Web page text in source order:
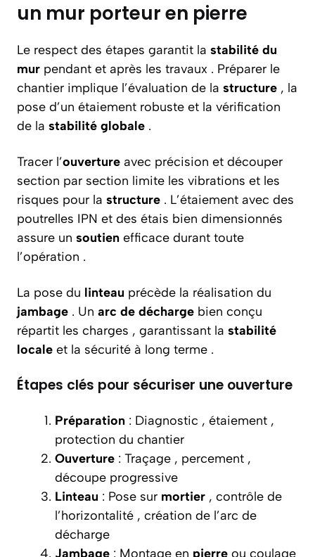
un mur porteur en pierre
Le respect des étapes garantit la stabilité du
mur pendant et après les travaux . Préparer le
chantier implique l’évaluation de la structure , la
pose d’un étaiement robuste et la vérification
de la stabilité globale .
Tracer l’ouverture avec précision et découper
section par section limite les vibrations et les
risques pour la structure . L’étaiement avec des
poutrelles IPN et des étais bien dimensionnés
assure un soutien efficace durant toute
l’opération .
La pose du linteau précède la réalisation du
jambage . Un arc de décharge bien conçu
répartit les charges , garantissant la stabilité
locale et la sécurité à long terme .
Étapes clés pour sécuriser une ouverture
Préparation : Diagnostic , étaiement ,
protection du chantier
Ouverture : Traçage , percement ,
découpe progressive
Linteau : Pose sur mortier , contrôle de
l’horizontalité , création de l’arc de
décharge
Jambage : Montage en pierre ou coulage